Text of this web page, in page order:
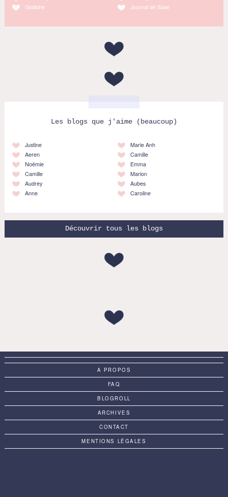
Godiche
Journal de Saxe
Les blogs que j'aime (beaucoup)
Justine
Aeren
Noémie
Camille
Audrey
Anne
Marie Anh
Camille
Emma
Marion
Aubes
Caroline
Découvrir tous les blogs
A PROPOS
FAQ
BLOGROLL
ARCHIVES
CONTACT
MENTIONS LÉGALES